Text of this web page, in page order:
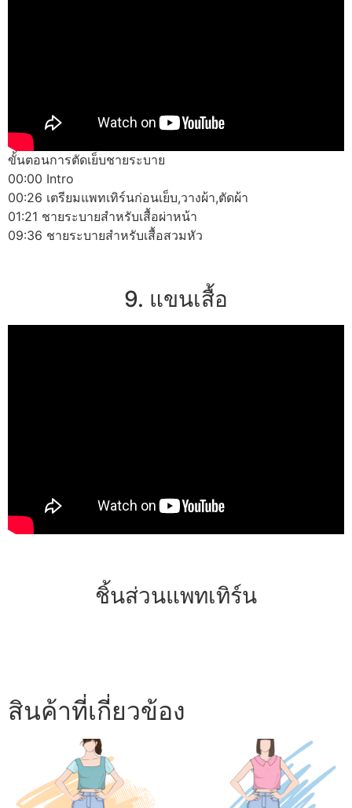
ขั้นตอนการตัดเย็บชายระบาย
00:00 Intro
00:26 เตรียมแพทเทิร์นก่อนเย็บ,วางผ้า,ตัดผ้า
01:21 ชายระบายสำหรับเสื้อผ่าหน้า
09:36 ชายระบายสำหรับเสื้อสวมหัว
9. แขนเสื้อ
ชิ้นส่วนแพทเทิร์น
สินค้าที่เกี่ยวข้อง